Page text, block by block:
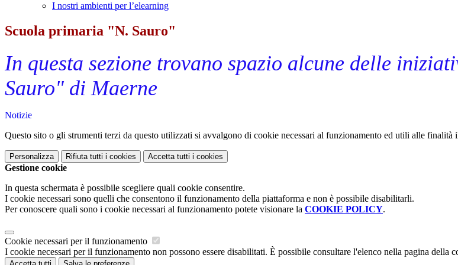
I nostri ambienti per l’elearning
Scuola primaria "N. Sauro"
In questa sezione trovano spazio alcune delle
Sauro" di Maerne
Notizie
Questo sito o gli strumenti terzi da questo utilizzati si avvalgono di cookie necessari al funzionamento ed utili alle finalità
Personalizza Rifiuta tutti i cookies Accetta tutti i cookies
Gestione cookie
In questa schermata è possibile scegliere quali cookie consentire.
I cookie necessari sono quelli che consentono il funzionamento della piattaforma e non è possibile disabilitarli.
Per conoscere quali sono i cookie necessari al funzionamento potete visionare la COOKIE POLICY.
Cookie necessari per il funzionamento
I cookie necessari per il funzionamento non possono essere disabilitati. È possibile consultare l'elenco nella pagina della